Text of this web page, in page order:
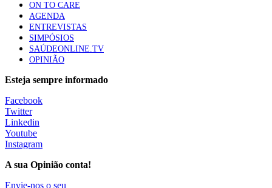
ON TO CARE
AGENDA
ENTREVISTAS
SIMPÓSIOS
SAÚDEONLINE.TV
OPINIÃO
Esteja sempre informado
Facebook
Twitter
Linkedin
Youtube
Instagram
A sua Opinião conta!
Envie-nos o seu